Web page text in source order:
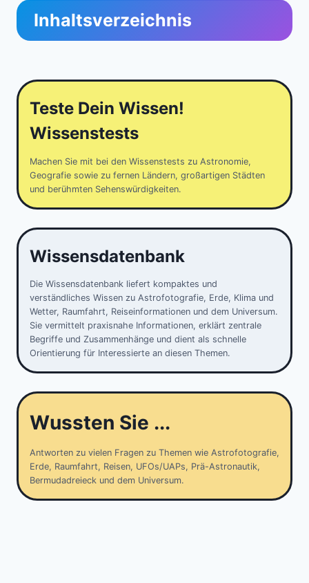
Inhaltsverzeichnis
Teste Dein Wissen!
Wissenstests
Machen Sie mit bei den Wissenstests zu Astronomie,
Geografie sowie zu fernen Ländern, großartigen Städten
und berühmten Sehenswürdigkeiten.
Wissensdatenbank
Die Wissensdatenbank liefert kompaktes und
verständliches Wissen zu Astrofotografie, Erde, Klima und
Wetter, Raumfahrt, Reiseinformationen und dem Universum.
Sie vermittelt praxisnahe Informationen, erklärt zentrale
Begriffe und Zusammenhänge und dient als schnelle
Orientierung für Interessierte an diesen Themen.
Wussten Sie ...
Antworten zu vielen Fragen zu Themen wie Astrofotografie,
Erde, Raumfahrt, Reisen, UFOs/UAPs, Prä-Astronautik,
Bermudadreieck und dem Universum.